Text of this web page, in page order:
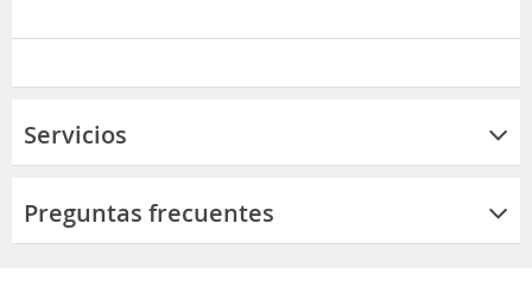
Servicios
Preguntas frecuentes